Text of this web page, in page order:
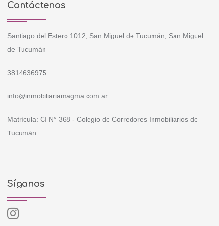
Contáctenos
Santiago del Estero 1012, San Miguel de Tucumán, San Miguel
de Tucumán
3814636975
info@inmobiliariamagma.com.ar
Matrícula: CI N° 368 - Colegio de Corredores Inmobiliarios de
Tucumán
Síganos